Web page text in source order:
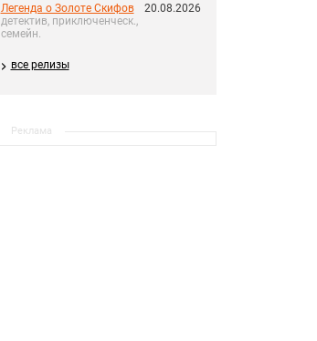
Легенда о Золоте Скифов
детектив, приключенческ.,
семейн.
20.08.2026
все релизы
Реклама